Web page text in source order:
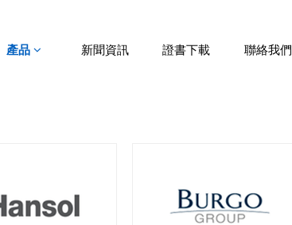
產品 新聞資訊 證書下載 聯絡我們